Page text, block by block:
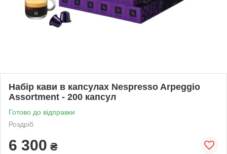
Набір кави в капсулах Nespresso Arpeggio
Assortment - 200 капсул
Готово до відправки
Роздріб
6 300 ₴